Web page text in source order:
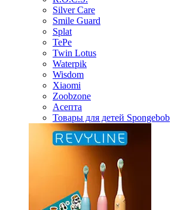
Silver Care
Smile Guard
Splat
TePe
Twin Lotus
Waterpik
Wisdom
Xiaomi
Zoobzone
Асепта
Товары для детей Spongebob